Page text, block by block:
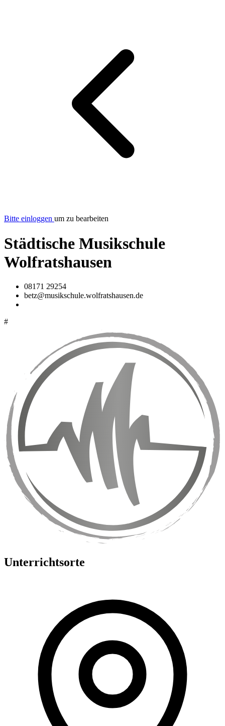
Bitte einloggen um zu bearbeiten
Städtische Musikschule
Wolfratshausen
08171 29254
betz@musikschule.wolfratshausen.de
#
Unterrichtsorte